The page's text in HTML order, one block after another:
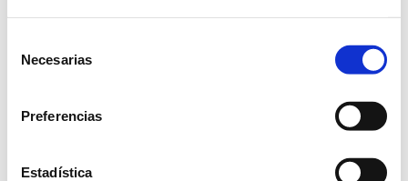
Necesarias
Preferencias
Estadística
bara inferior